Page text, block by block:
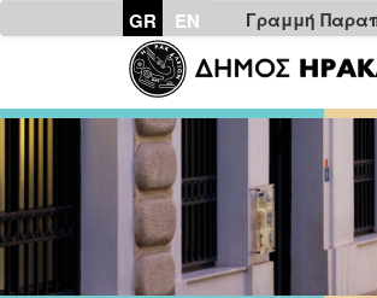
GR EN Γραμμή